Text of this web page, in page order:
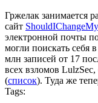
Гржелак занимается
сайт
электронной почты
могли поискать себя
млн записей от 17
всех взломов
(список). Туда же
Tags: